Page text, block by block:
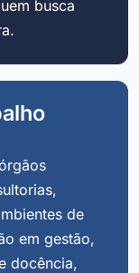
busca
de
em gestão,
docência,